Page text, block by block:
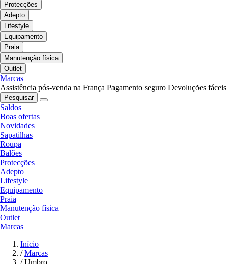
Protecções
Adepto
Lifestyle
Equipamento
Praia
Manutenção física
Outlet
Marcas
Assistência pós-venda na França Pagamento seguro Devoluções fáceis
Pesquisar
Saldos
Boas ofertas
Novidades
Sapatilhas
Roupa
Balões
Protecções
Adepto
Lifestyle
Equipamento
Praia
Manutenção física
Outlet
Marcas
Início
/ Marcas